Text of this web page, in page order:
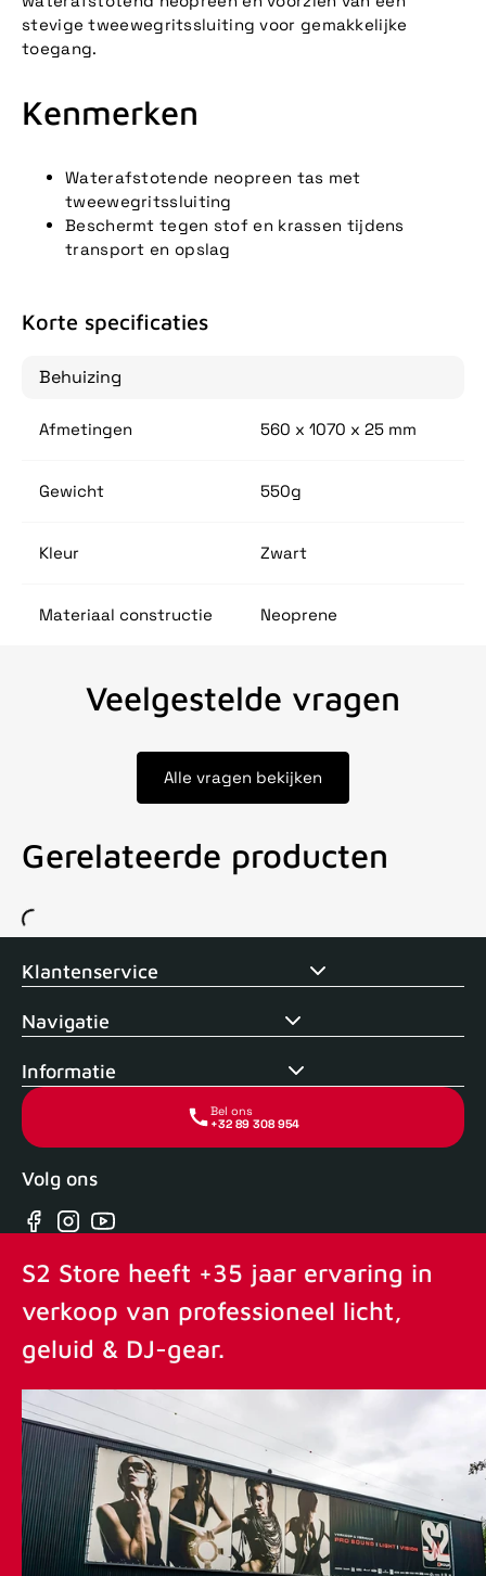
stevige tweewegritssluiting voor gemakkelijke
toegang.
Kenmerken
Waterafstotende neopreen tas met
tweewegritssluiting
Beschermt tegen stof en krassen tijdens
transport en opslag
Korte specificaties
Behuizing
Afmetingen 560 x 1070 x 25 mm
Gewicht 550g
Kleur Zwart
Materiaal constructie Neoprene
Veelgestelde vragen
Alle vragen bekijken
Gerelateerde producten
Voor 15uur besteld, zelfde dag verstuurd Echte winkel +35
Klantenservice
Navigatie
Informatie
Bel ons
+32 89 308 954
Volg ons
Facebook
Instagram
YouTube
S2 Store heeft +35 jaar ervaring in
verkoop van professioneel licht,
geluid & DJ-gear.